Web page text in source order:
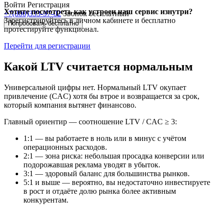
Войти Регистрация
+7(800)333-97-02 Звонок бесплатный
Попробовать бесплатно
Хотите посмотреть как устроен наш сервис изнутри?
Зарегистрируйтесь в личном кабинете и бесплатно
протестируйте функционал.
Перейти для регистрации
Какой LTV считается нормальным
Универсальной цифры нет. Нормальный LTV окупает
привлечение (CAC) хотя бы втрое и возвращается за срок,
который компания вытянет финансово.
Главный ориентир — соотношение LTV / CAC ≥ 3:
1:1 — вы работаете в ноль или в минус с учётом
операционных расходов.
2:1 — зона риска: небольшая просадка конверсии или
подорожавшая реклама уводят в убыток.
3:1 — здоровый баланс для большинства рынков.
5:1 и выше — вероятно, вы недостаточно инвестируете
в рост и отдаёте долю рынка более активным
конкурентам.